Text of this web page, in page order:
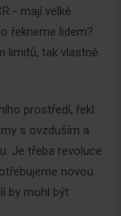
- mají velké
řekneme lidem?
limitů, tak vlastně
prostředí, řekl:
s ovzduším a
Je třeba revoluce
novou
by mohl být